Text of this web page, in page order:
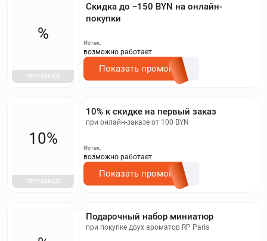
Cкидка до −150 BYN на онлайн-
покупки
%
ПРОМОКОД
Истек,
возможно работает
Показать промокод
10% к скидке на первый заказ
при онлайн-заказе от 100 BYN
10%
ПРОМОКОД
Истек,
возможно работает
Показать промокод
Подарочный набор миниатюр
при покупке двух ароматов RP Paris